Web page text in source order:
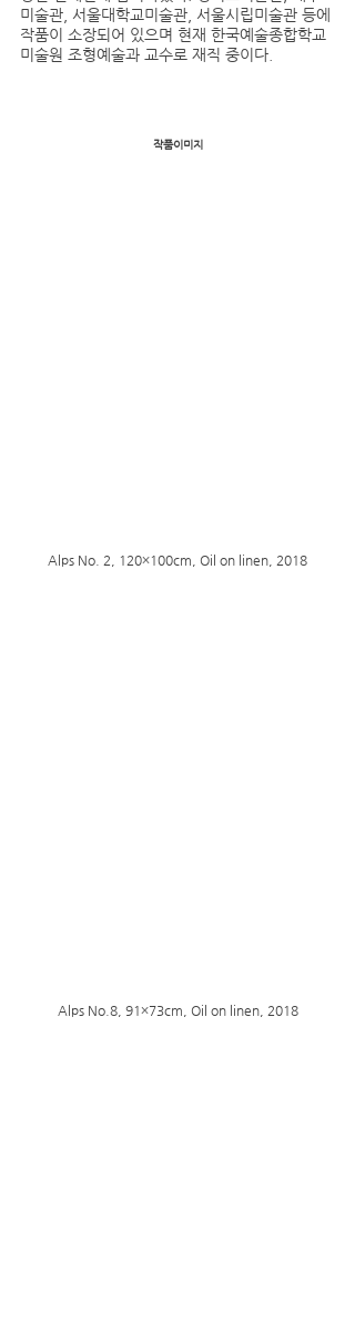
미술관, 서울대학교미술관, 서울시립미술관 등에
작품이 소장되어 있으며 현재 한국예술종합학교
미술원 조형예술과 교수로 재직 중이다.
작품이미지
Alps No. 2, 120×100cm, Oil on linen, 2018
Alps No.8, 91×73cm, Oil on linen, 2018